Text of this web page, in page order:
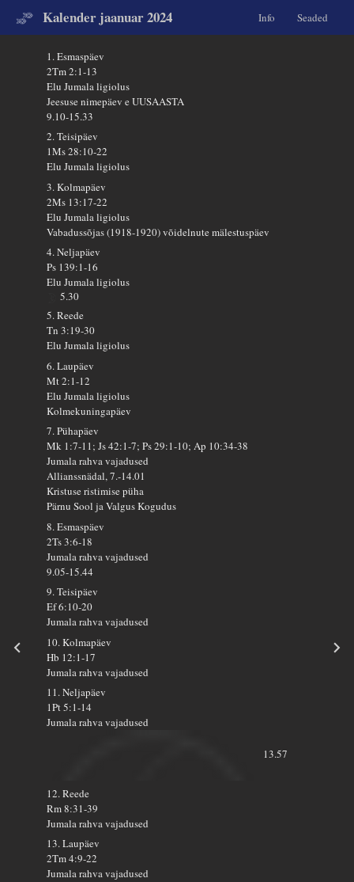
Kalender jaanuar 2024 Info Seaded
1. Esmaspäev
2Tm 2:1-13
Elu Jumala ligiolus
Jeesuse nimepäev e UUSAASTA
9.10-15.33
2. Teisipäev
1Ms 28:10-22
Elu Jumala ligiolus
3. Kolmapäev
2Ms 13:17-22
Elu Jumala ligiolus
Vabadussõjas (1918-1920) võidelnute mälestuspäev
4. Neljapäev
Ps 139:1-16
Elu Jumala ligiolus
5.30
5. Reede
Tn 3:19-30
Elu Jumala ligiolus
6. Laupäev
Mt 2:1-12
Elu Jumala ligiolus
Kolmekuningapäev
7. Pühapäev
Mk 1:7-11; Js 42:1-7; Ps 29:1-10; Ap 10:34-38
Jumala rahva vajadused
Allianssnädal, 7.-14.01
Kristuse ristimise püha
Pärnu Sool ja Valgus Kogudus
8. Esmaspäev
2Ts 3:6-18
Jumala rahva vajadused
9.05-15.44
9. Teisipäev
Ef 6:10-20
Jumala rahva vajadused
10. Kolmapäev
Hb 12:1-17
Jumala rahva vajadused
11. Neljapäev
1Pt 5:1-14
Jumala rahva vajadused
13.57
12. Reede
Rm 8:31-39
Jumala rahva vajadused
13. Laupäev
2Tm 4:9-22
Jumala rahva vajadused